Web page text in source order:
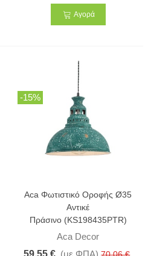
Αγορά
-15%
Aca Φωτιστικό Οροφής Ø35
Αντικέ
Πράσινο (KS198435PTR)
Aca Decor
59,55 € (με ΦΠΑ)